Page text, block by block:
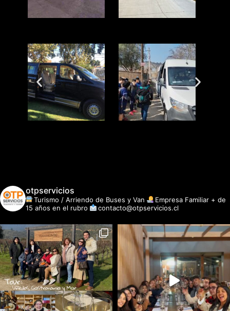
otpservicios
Turismo / Arriendo de Buses y Van
Empresa Familiar + de
15 años en el rubro
contacto@otpservicios.cl